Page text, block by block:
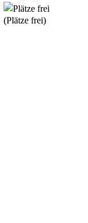
(Plätze frei)